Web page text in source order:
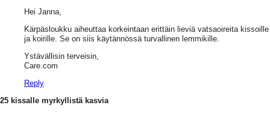
Hei Janna,
Kärpäsloukku aiheuttaa korkeintaan erittäin lieviä vatsaoireita kissoille
ja koirille. Se on siis käytännössä turvallinen lemmikille.
Ystävällisin terveisin,
Care.com
Reply
25 kissalle myrkyllistä kasvia